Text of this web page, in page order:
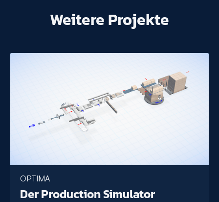
Weitere Projekte
OPTIMA
Der Production Simulator